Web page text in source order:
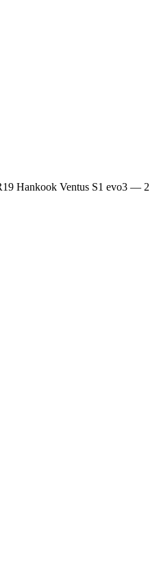
Hankook Ventus S1 evo3 — 2